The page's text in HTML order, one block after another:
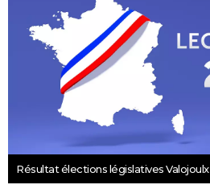
Résultat élections législatives Valojoulx